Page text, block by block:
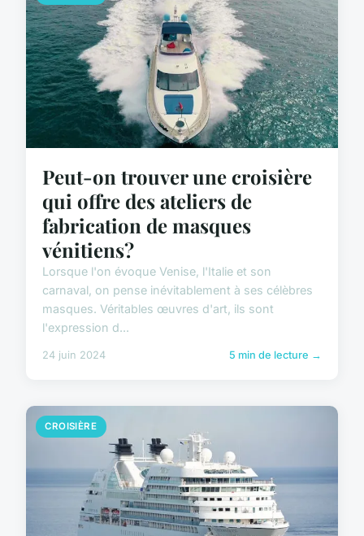
Peut-on trouver une croisière
qui offre des ateliers de
fabrication de masques
vénitiens?
Lorsque l'on évoque Venise, l'Italie et son
carnaval, on pense inévitablement à ses célèbres
masques. Véritables œuvres d'art, ils sont
l'expression d...
24 juin 2024 5 min de lecture →
CROISIÈRE